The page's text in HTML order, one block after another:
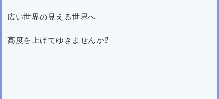
広い世界の見える世界へ
高度を上げてゆきませんか⁉